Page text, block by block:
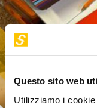
Questo sito web
Utilizziamo i